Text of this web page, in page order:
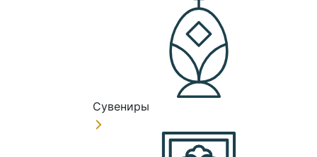
Сувениры